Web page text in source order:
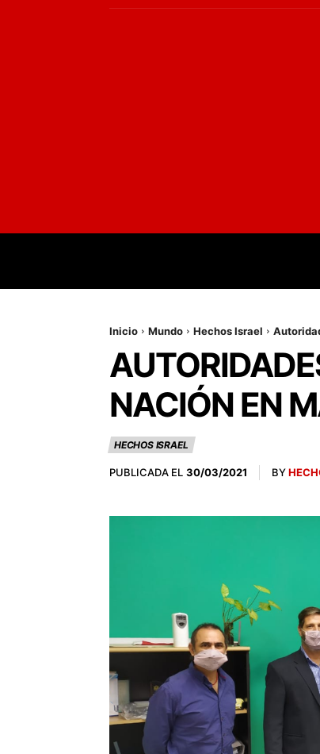
Inicio Mundo Hechos Israel
NACIÓN EN
HECHOS ISRAEL
PUBLICADA EL 30/03/2021 BY